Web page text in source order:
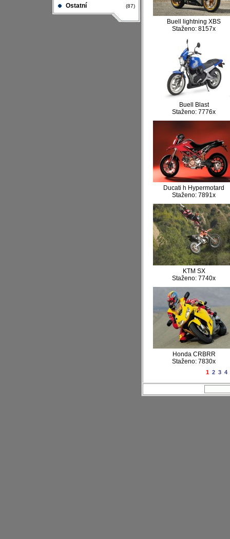
Ostatní (87)
Buell lightning XBS
Staženo: 8157x
Buell Blast
Staženo: 7776x
Ducati h Hypermotard
Staženo: 7891x
KTM SX
Staženo: 7740x
Honda CRBRR
Staženo: 7830x
1 2 3 4